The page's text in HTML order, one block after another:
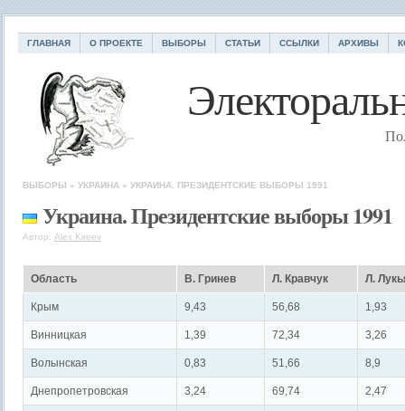
ГЛАВНАЯ О ПРОЕКТЕ ВЫБОРЫ СТАТЬИ ССЫЛКИ АРХИВЫ
ВЫБОРЫ » УКРАИНА » УКРАИНА. ПРЕЗИДЕНТСКИЕ ВЫБОРЫ 1991
Украина. Президентские выборы 1991
Автор: Alex Kireev
Область В. Гринев Л. Кравчук Л.
Крым 9,43 56,68 1,93
Винницкая 1,39 72,34 3,26
Волынская 0,83 51,66 8,9
Днепропетровская 3,24 69,74 2,47